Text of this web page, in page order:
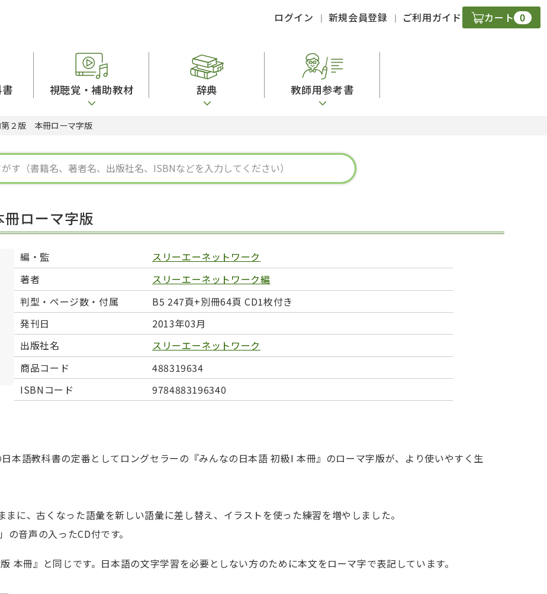
ログイン 新規会員登録 ご利用ガイド カート 0
子ども向け
文法
発音・聴解
作文
日本語能力試験対策
日本留学試験対策
学校情報
定期刊行物
視聴覚・補助教材
絵本・子ども向け補助 図表
辞典
スペイン語辞典
中国語辞典
ポルトガル語辞典
ロシア語辞典
表現・用字用語辞典 比較文化辞典
教師用参考書
語彙・意味
文章・談話・表現
表記
言語学
言語の諸相
アカデミック・スキル
第２版 本冊ローマ字版
ローマ字版
編・監
スリーエーネットワーク
著者
スリーエーネットワーク編
判型・ページ数・付属
B5 247頁+別冊64頁 CD1枚付き
発刊日
2013年03月
出版社名
スリーエーネットワーク
商品コード
488319634
ISBNコード
9784883196340
本語教科書の定番としてロングセラーの『みんなの日本語 初級Ⅰ 本冊』のローマ字版が、より使いやすく生
に、古くなった語彙を新しい語彙に差し替え、イラストを使った練習を増やしました。
音声の入ったCD付です。
本冊』と同じです。日本語の文字学習を必要としない方のために本文をローマ字で表記しています。